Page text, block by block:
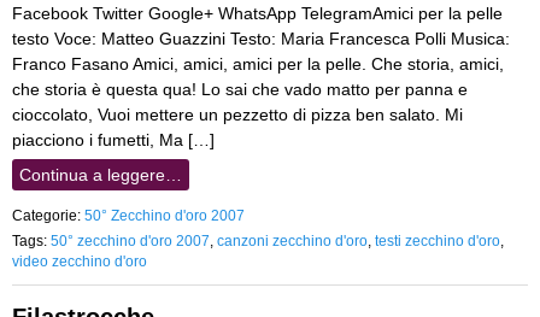
Facebook Twitter Google+ WhatsApp TelegramAmici per la pelle
testo Voce: Matteo Guazzini Testo: Maria Francesca Polli Musica:
Franco Fasano Amici, amici, amici per la pelle. Che storia, amici,
che storia è questa qua! Lo sai che vado matto per panna e
cioccolato, Vuoi mettere un pezzetto di pizza ben salato. Mi
piacciono i fumetti, Ma […]
Continua a leggere…
Categorie: 50° Zecchino d'oro 2007
Tags: 50° zecchino d'oro 2007 canzoni zecchino d'oro testi zecchino d'oro
video zecchino d'oro